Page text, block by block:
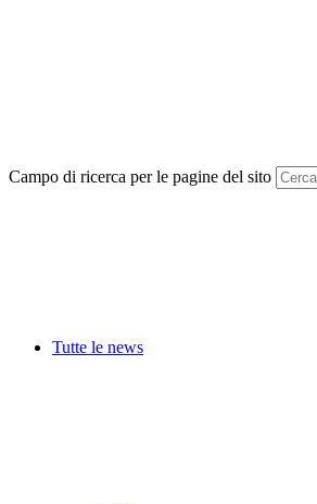
Campo di ricerca per le pagine del sito
Tutte le news